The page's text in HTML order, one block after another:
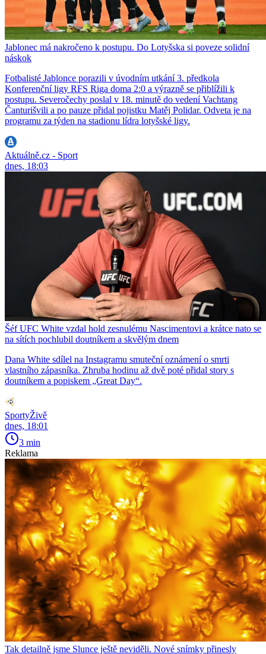
Jablonec má nakročeno k postupu. Do Lotyšska si poveze solidní
náskok
Fotbalisté Jablonce porazili v úvodním utkání 3. předkola
Konferenční ligy RFS Riga doma 2:0 a výrazně se přiblížili k
postupu. Severočechy poslal v 18. minutě do vedení Vachtang
Čanturišvili a po pauze přidal pojistku Matěj Polidar. Odveta je na
programu za týden na stadionu lídra lotyšské ligy.
Aktuálně.cz - Sport
dnes, 18:03
Šéf UFC White vzdal hold zesnulému Nascimentovi a krátce nato se
na sítích pochlubil doutníkem a skvělým dnem
Dana White sdílel na Instagramu smuteční oznámení o smrti
vlastního zápasníka. Zhruba hodinu až dvě poté přidal story s
doutníkem a popiskem „Great Day“.
SportyŽivě
dnes, 18:01
3 min
Reklama
Tak detailně jsme Slunce ještě neviděli. Nové snímky přinesly